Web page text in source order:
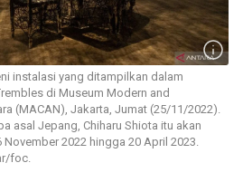
instalasi yang ditampilkan dalam
di Museum Modern and
(MACAN), Jakarta, Jumat (25/11/2022).
asal Jepang, Chiharu Shiota itu akan
2022 hingga 20 April 2023.
foc.